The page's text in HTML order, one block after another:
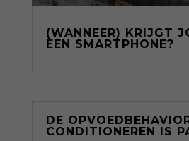
(WANNEER) KRIJGT
EEN SMARTPHONE?
DE
CONDITIONEREN IS